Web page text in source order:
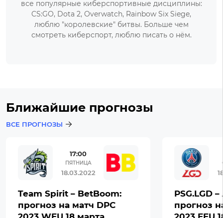
все популярные киберспортивные дисциплины:
CS:GO, Dota 2, Overwatch, Rainbow Six Siege,
люблю "королевские" битвы. Больше чем
смотреть киберспорт, люблю писать о нём.
Ближайшие прогнозы
ВСЕ ПРОГНОЗЫ
17:00
ПЯТНИЦА
18.03.2022
Team Spirit – BetBoom:
прогноз на матч DPC
PSG.LGD
прогноз